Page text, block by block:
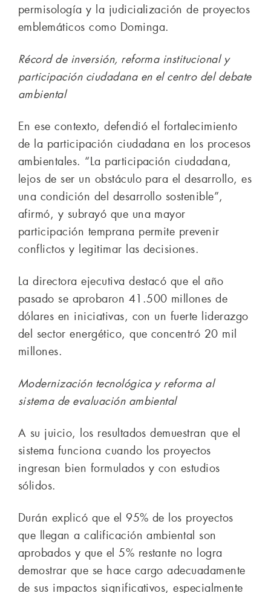
permisología y la judicialización de proyectos
emblemáticos como Dominga.
Récord de inversión, reforma institucional y
participación ciudadana en el centro del debate
ambiental
En ese contexto, defendió el fortalecimiento
de la participación ciudadana en los procesos
ambientales. “La participación ciudadana,
lejos de ser un obstáculo para el desarrollo, es
una condición del desarrollo sostenible”,
afirmó, y subrayó que una mayor
participación temprana permite prevenir
conflictos y legitimar las decisiones.
La directora ejecutiva destacó que el año
pasado se aprobaron 41.500 millones de
dólares en iniciativas, con un fuerte liderazgo
del sector energético, que concentró 20 mil
millones.
Modernización tecnológica y reforma al
sistema de evaluación ambiental
A su juicio, los resultados demuestran que el
sistema funciona cuando los proyectos
ingresan bien formulados y con estudios
sólidos.
Durán explicó que el 95% de los proyectos
que llegan a calificación ambiental son
aprobados y que el 5% restante no logra
demostrar que se hace cargo adecuadamente
de sus impactos significativos, especialmente